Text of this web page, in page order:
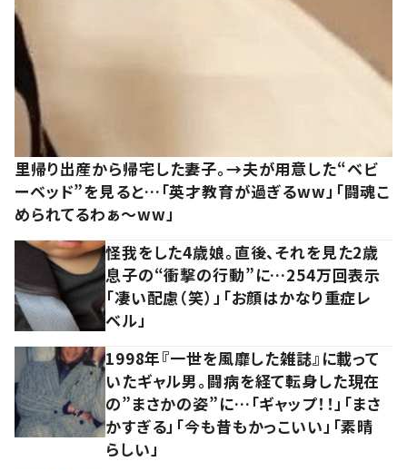
里帰り出産から帰宅した妻子。→夫が用意した“ベビ
ーベッド”を見ると…「英才教育が過ぎるww」「闘魂こ
められてるわぁ～ww」
怪我をした4歳娘。直後、それを見た2歳
息子の“衝撃の行動”に…254万回表示
「凄い配慮（笑）」「お顔はかなり重症レ
ベル」
1998年『一世を風靡した雑誌』に載って
いたギャル男。闘病を経て転身した現在
の”まさかの姿”に…「ギャップ！！」「まさ
かすぎる」「今も昔もかっこいい」「素晴
らしい」